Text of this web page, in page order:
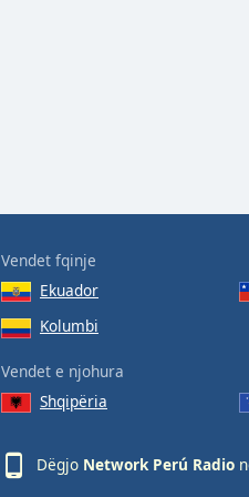
Vendet fqinje
Ekuador
Kolumbi
Vendet e njohura
Shqipëria
Dëgjo Network Perú Radio